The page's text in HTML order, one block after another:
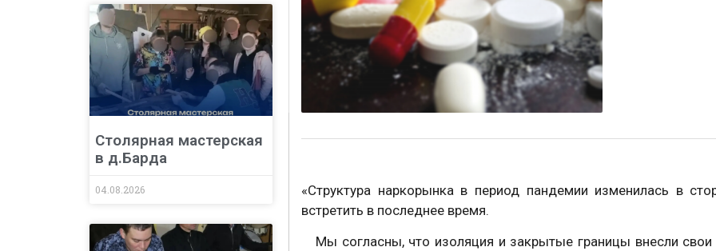
Столярная мастерская
в д.Барда
04.08.2026
«Структура наркорынка в период пандемии изменилась в
встретить в последнее время.
⠀ Мы согласны, что изоляция и закрытые границы внесли